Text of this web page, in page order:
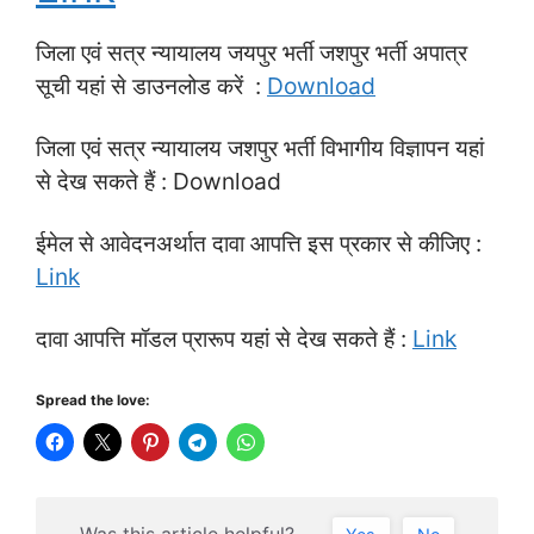
जिला एवं सत्र न्यायालय जयपुर भर्ती जशपुर भर्ती अपात्र
सूची यहां से डाउनलोड करें : Download
जिला एवं सत्र न्यायालय जशपुर भर्ती विभागीय विज्ञापन यहां
से देख सकते हैं : Download
ईमेल से आवेदनअर्थात दावा आपत्ति इस प्रकार से कीजिए :
Link
दावा आपत्ति मॉडल प्रारूप यहां से देख सकते हैं : Link
Spread the love: